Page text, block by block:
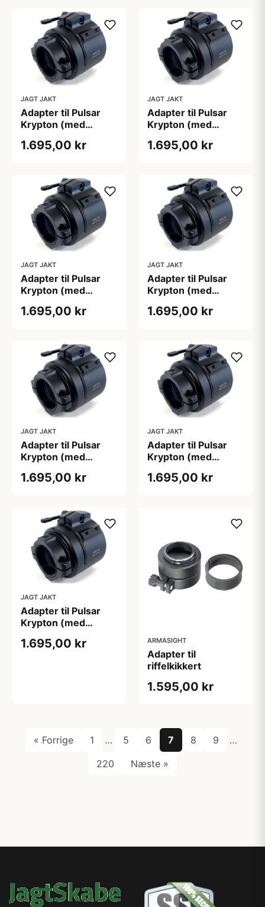
JAGT JAKT
Adapter til Pulsar
Krypton (med
1.695,00 kr
JAGT JAKT
Adapter til Pulsar
Krypton (med
1.695,00 kr
JAGT JAKT
Adapter til Pulsar
Krypton (med
1.695,00 kr
JAGT JAKT
Adapter til Pulsar
Krypton (med
1.695,00 kr
JAGT JAKT
Adapter til Pulsar
Krypton (med
1.695,00 kr
JAGT JAKT
Adapter til Pulsar
Krypton (med
1.695,00 kr
JAGT JAKT
Adapter til Pulsar
Krypton (med
1.695,00 kr ARMASIGHT
Adapter til
riffelkikkert
1.595,00 kr
« Forrige 1 … 5 6 7 8 9
…
220
Næste »